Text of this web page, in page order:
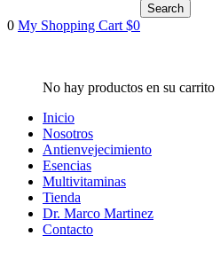
Search
0 My Shopping Cart $0
Inicio
Nosotros
Antienvejecimiento
Esencias
Multivitaminas
Tienda
Dr. Marco Martinez
Contacto